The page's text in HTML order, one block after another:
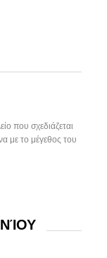
που σχεδιάζεται
με το μέγεθος του